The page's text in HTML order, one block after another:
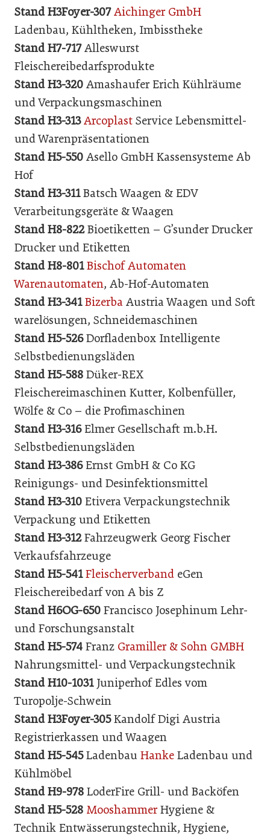
Stand H3Foyer-307 Aichinger GmbH
Ladenbau, Kühltheken, Imbisstheke
Stand H7-717Alleswurst
Fleischereibedarfsprodukte
Stand H3-320 Amashaufer Erich Kühlräume
und Verpackungsmaschinen
Stand H3-313 Arcoplast Service Lebensmittel-
und Warenpräsentationen
Stand H5-550 Asello GmbH Kassensysteme Ab
Hof
Stand H3-311Batsch Waagen & EDV
Verarbeitungsgeräte & Waagen
Stand H8-822Bioetiketten – G’sunder Drucker
Drucker und Etiketten
Stand H8-801 Bischof Automaten
Warenautomaten, Ab-Hof-Automaten
Stand H3-341 Bizerba Austria Waagen und Soft
warelösungen, Schneidemaschinen
Stand H5-526Dorfladenbox Intelligente
Selbstbedienungsläden
Stand H5-588 Düker-REX
Fleischereimaschinen Kutter, Kolbenfüller,
Wölfe & Co – die Profimaschinen
Stand H3-316Elmer Gesellschaft m.b.H.
Selbstbedienungsläden
Stand H3-386Ernst GmbH & Co KG
Reinigungs- und Desinfektionsmittel
Stand H3-310 Etivera Verpackungstechnik
Verpackung und Etiketten
Stand H3-312Fahrzeugwerk Georg Fischer
Verkaufsfahrzeuge
Stand H5-541 Fleischerverband eGen
Fleischereibedarf von A bis Z
Stand H6OG-650 Francisco Josephinum Lehr-
und Forschungsanstalt
Stand H5-574 Franz Gramiller & Sohn GMBH
Nahrungsmittel- und Verpackungstechnik
Stand H10-1031Juniperhof Edles vom
Turopolje-Schwein
Stand H3Foyer-305Kandolf Digi Austria
Registrierkassen und Waagen
Stand H5-545Ladenbau Hanke Ladenbau und
Kühlmöbel
Stand H9-978 LoderFire Grill- und Backöfen
Stand H5-528 MooshammerHygiene &
Technik Entwässerungstechnik, Hygiene,